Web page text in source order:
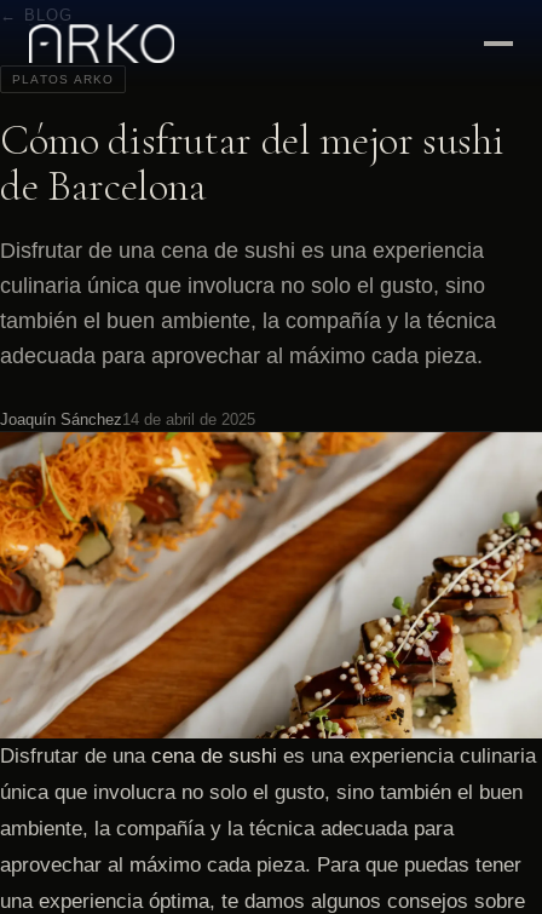
← BLOG
PLATOS ARKO
Cómo disfrutar del mejor sushi
de Barcelona
Disfrutar de una cena de sushi es una experiencia
culinaria única que involucra no solo el gusto, sino
también el buen ambiente, la compañía y la técnica
adecuada para aprovechar al máximo cada pieza.
Joaquín Sánchez14 de abril de 2025
Disfrutar de una cena de sushi es una experiencia culinaria
única que involucra no solo el gusto, sino también el buen
ambiente, la compañía y la técnica adecuada para
aprovechar al máximo cada pieza. Para que puedas tener
una experiencia óptima, te damos algunos consejos sobre